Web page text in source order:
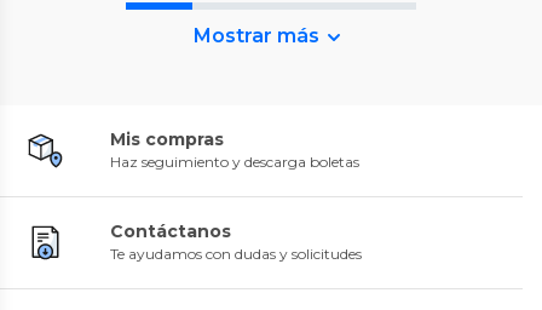
Mostrar más
Mis compras
Haz seguimiento y descarga boletas
Contáctanos
Te ayudamos con dudas y solicitudes